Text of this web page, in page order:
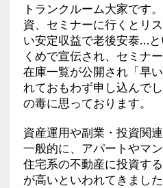
トランクルーム大家です
資、セミナーに行くとリ
い安定収益で老後安泰…
くめで宣伝され、セミナ
在庫一覧が公開され「早
れておもわず申し込んで
の毒に思っております。
資産運用や副業・投資関
一般的に、アパートやマ
住宅系の不動産に投資す
が高いといわれてきました